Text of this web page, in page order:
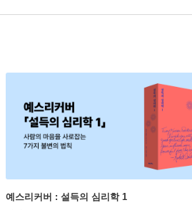
예스리커버 : 설득의 심리학 1